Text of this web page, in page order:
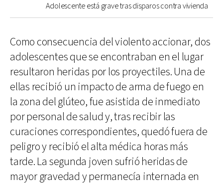
Adolescente está grave tras disparos contra vivienda
Como consecuencia del violento accionar, dos
adolescentes que se encontraban en el lugar
resultaron heridas por los proyectiles. Una de
ellas recibió un impacto de arma de fuego en
la zona del glúteo, fue asistida de inmediato
por personal de salud y, tras recibir las
curaciones correspondientes, quedó fuera de
peligro y recibió el alta médica horas más
tarde. La segunda joven sufrió heridas de
mayor gravedad y permanecía internada en